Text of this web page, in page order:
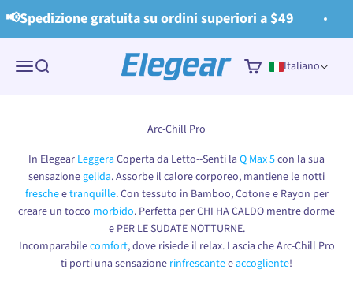
Read
the
Policy
Vai al contenuto
gratuita su ordini superiori a $49
MenùCerca Elegear Carrello Italiano
In Elegear Leggera Coperta da Letto--Senti la Q Max 5con la sua
sensazionegelida. Assorbe il calore corporeo, mantiene le notti
frescheetranquille. Con tessuto in Bamboo, Cotone e Rayon per
creare un tocco morbido. Perfetta per CHI HA CALDO mentre dorme
e PER LE SUDATE NOTTURNE.
Incomparabilecomfort, dove risiede il relax. Lascia che Arc-Chill Pro
ti porti una sensazione rinfrescanteeaccogliente!